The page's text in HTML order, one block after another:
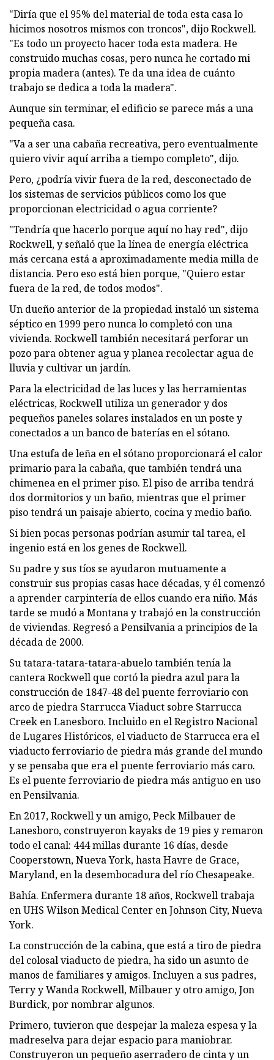
"Diría que el 95% del material de toda esta casa lo
hicimos nosotros mismos con troncos", dijo Rockwell.
"Es todo un proyecto hacer toda esta madera. He
construido muchas cosas, pero nunca he cortado mi
propia madera (antes). Te da una idea de cuánto
trabajo se dedica a toda la madera".
Aunque sin terminar, el edificio se parece más a una
pequeña casa.
"Va a ser una cabaña recreativa, pero eventualmente
quiero vivir aquí arriba a tiempo completo", dijo.
Pero, ¿podría vivir fuera de la red, desconectado de
los sistemas de servicios públicos como los que
proporcionan electricidad o agua corriente?
"Tendría que hacerlo porque aquí no hay red", dijo
Rockwell, y señaló que la línea de energía eléctrica
más cercana está a aproximadamente media milla de
distancia. Pero eso está bien porque, "Quiero estar
fuera de la red, de todos modos".
Un dueño anterior de la propiedad instaló un sistema
séptico en 1999 pero nunca lo completó con una
vivienda. Rockwell también necesitará perforar un
pozo para obtener agua y planea recolectar agua de
lluvia y cultivar un jardín.
Para la electricidad de las luces y las herramientas
eléctricas, Rockwell utiliza un generador y dos
pequeños paneles solares instalados en un poste y
conectados a un banco de baterías en el sótano.
Una estufa de leña en el sótano proporcionará el calor
primario para la cabaña, que también tendrá una
chimenea en el primer piso. El piso de arriba tendrá
dos dormitorios y un baño, mientras que el primer
piso tendrá un paisaje abierto, cocina y medio baño.
Si bien pocas personas podrían asumir tal tarea, el
ingenio está en los genes de Rockwell.
Su padre y sus tíos se ayudaron mutuamente a
construir sus propias casas hace décadas, y él comenzó
a aprender carpintería de ellos cuando era niño. Más
tarde se mudó a Montana y trabajó en la construcción
de viviendas. Regresó a Pensilvania a principios de la
década de 2000.
Su tatara-tatara-tatara-abuelo también tenía la
cantera Rockwell que cortó la piedra azul para la
construcción de 1847-48 del puente ferroviario con
arco de piedra Starrucca Viaduct sobre Starrucca
Creek en Lanesboro. Incluido en el Registro Nacional
de Lugares Históricos, el viaducto de Starrucca era el
viaducto ferroviario de piedra más grande del mundo
y se pensaba que era el puente ferroviario más caro.
Es el puente ferroviario de piedra más antiguo en uso
en Pensilvania.
En 2017, Rockwell y un amigo, Peck Milbauer de
Lanesboro, construyeron kayaks de 19 pies y remaron
todo el canal: 444 millas durante 16 días, desde
Cooperstown, Nueva York, hasta Havre de Grace,
Maryland, en la desembocadura del río Chesapeake.
Bahía. Enfermera durante 18 años, Rockwell trabaja
en UHS Wilson Medical Center en Johnson City, Nueva
York.
La construcción de la cabina, que está a tiro de piedra
del colosal viaducto de piedra, ha sido un asunto de
manos de familiares y amigos. Incluyen a sus padres,
Terry y Wanda Rockwell, Milbauer y otro amigo, Jon
Burdick, por nombrar algunos.
Primero, tuvieron que despejar la maleza espesa y la
madreselva para dejar espacio para maniobrar.
Construyeron un pequeño aserradero de cinta y un